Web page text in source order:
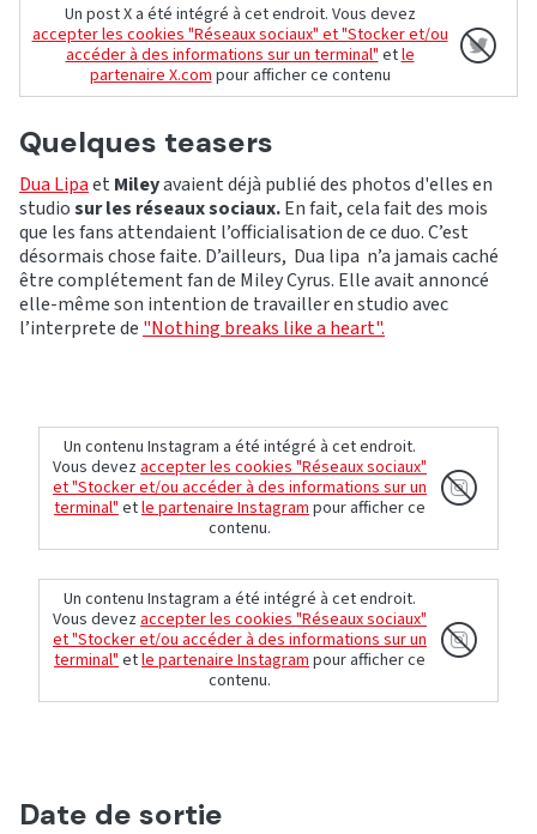
Un post X a été intégré à cet endroit. Vous devez
accepter les cookies "Réseaux sociaux" et "Stocker et/ou
accéder à des informations sur un terminal" etle
partenaire X.com pour afficher ce contenu
Quelques teasers
Dua Lipaet Mileyavaient déjà publié des photos d'elles en
studiosur les réseaux sociaux.En fait, cela fait des mois
que les fans attendaient l’officialisation de ce duo. C’est
désormais chose faite. D’ailleurs, Dua lipa n’a jamais caché
être complétement fan de Miley Cyrus. Elle avait annoncé
elle-même son intention de travailler en studio avec
l’interprete de "Nothing breaks like a heart".
Un contenu Instagram a été intégré à cet endroit.
Vous devez accepter les cookies "Réseaux sociaux"
et "Stocker et/ou accéder à des informations sur un
terminal" etle partenaire Instagram pour afficher ce
contenu.
Un contenu Instagram a été intégré à cet endroit.
Vous devez accepter les cookies "Réseaux sociaux"
et "Stocker et/ou accéder à des informations sur un
terminal" etle partenaire Instagram pour afficher ce
contenu.
Date de sortie